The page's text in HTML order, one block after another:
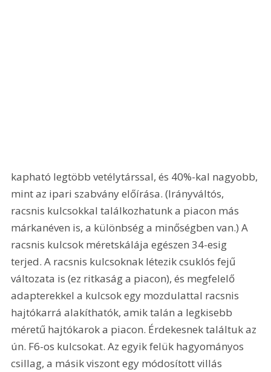
kapható legtöbb vetélytárssal, és 40%-kal nagyobb,
mint az ipari szabvány előírása. (Irányváltós,
racsnis kulcsokkal találkozhatunk a piacon más
márkanéven is, a különbség a minőségben van.) A
racsnis kulcsok méretskálája egészen 34-esig
terjed. A racsnis kulcsoknak létezik csuklós fejű
változata is (ez ritkaság a piacon), és megfelelő
adapterekkel a kulcsok egy mozdulattal racsnis
hajtókarrá alakíthatók, amik talán a legkisebb
méretű hajtókarok a piacon. Érdekesnek találtuk az
ún. F6-os kulcsokat. Az egyik felük hagyományos
csillag, a másik viszont egy módosított villás